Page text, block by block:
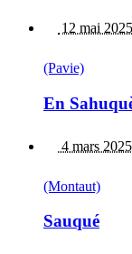
12 mai 2025
(Pavie)
En
4 mars 2025
(Montaut)
Sauqué